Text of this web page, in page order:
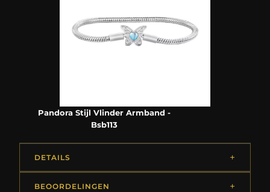
Pandora Stijl Vlinder Armband -
Bsb113
DETAILS
BEOORDELINGEN